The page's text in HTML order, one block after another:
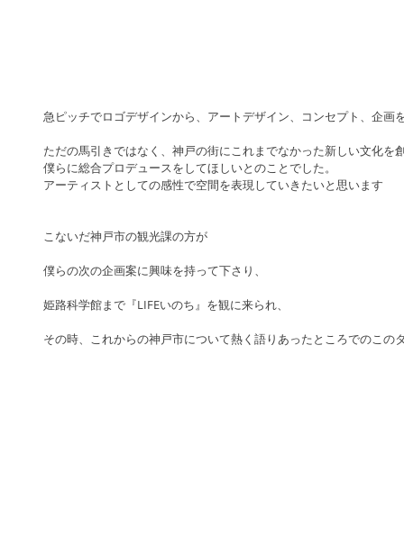
急ピッチでロゴデザインから、アートデザイン、コンセプト、企画
ただの馬引きではなく、神戸の街にこれまでなかった新しい文化を
僕らに総合プロデュースをしてほしいとのことでした。
アーティストとしての感性で空間を表現していきたいと思います
こないだ神戸市の観光課の方が
僕らの次の企画案に興味を持って下さり、
姫路科学館まで『LIFEいのち』を観に来られ、
その時、これからの神戸市について熱く語りあったところでのこの